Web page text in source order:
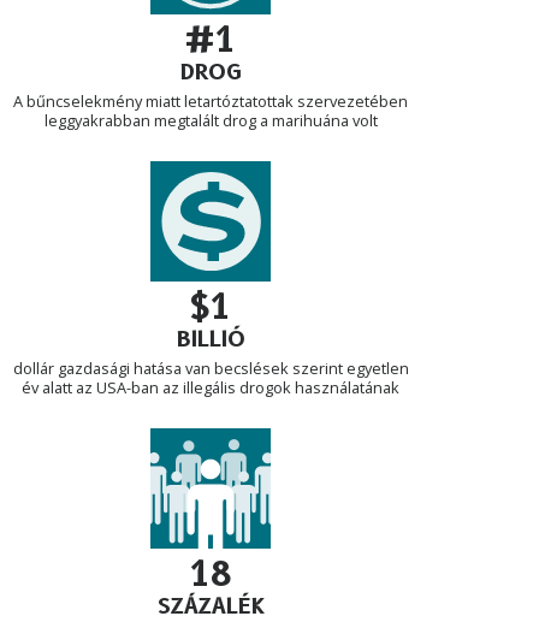
#1
DROG
A bűncselekmény miatt letartóztatottak szervezetében
leggyakrabban megtalált drog a marihuána volt
$1
BILLIÓ
dollár gazdasági hatása van becslések szerint egyetlen
év alatt az USA-ban az illegális drogok használatának
18
SZÁZALÉK